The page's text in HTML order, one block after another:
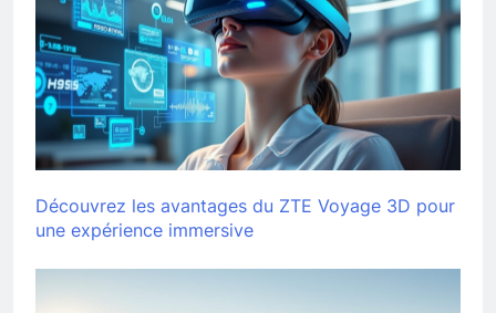
Découvrez les avantages du ZTE Voyage 3D pour
une expérience immersive